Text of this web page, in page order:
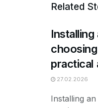
Related
practical
27.02.2026
Installing